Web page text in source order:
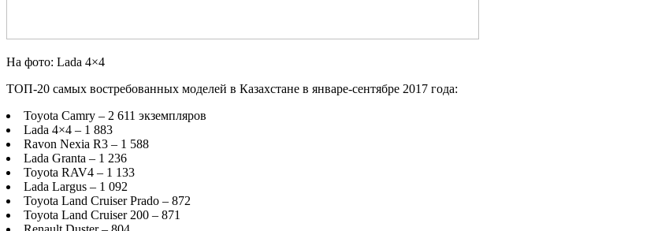
На фото: Lada 4×4
ТОП-20 самых востребованных моделей в Казахстане в январе-сентябре 2017 года:
Toyota Camry – 2 611 экземпляров
Lada 4×4 – 1 883
Ravon Nexia R3 – 1 588
Lada Granta – 1 236
Toyota RAV4 – 1 133
Lada Largus – 1 092
Toyota Land Cruiser Prado – 872
Toyota Land Cruiser 200 – 871